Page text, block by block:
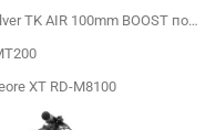
Вилка воздушная RockShox Judy Silver TK AIR 100mm BOOST под ось 15mm
XT RD-M8100